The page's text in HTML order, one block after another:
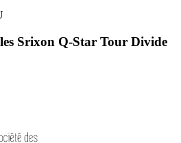
Srixon Q-Star Tour Divide